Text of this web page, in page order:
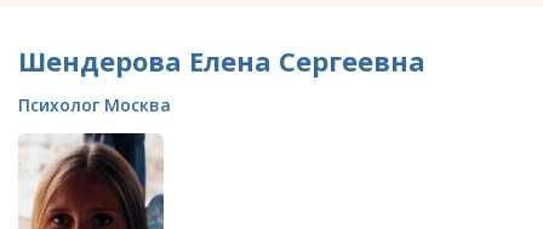
Шендерова Елена Сергеевна
Психолог Москва